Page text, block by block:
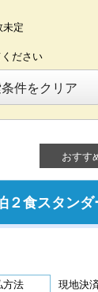
未定
ださい
件をクリア
おすす
２食スタン
方法
現地決済